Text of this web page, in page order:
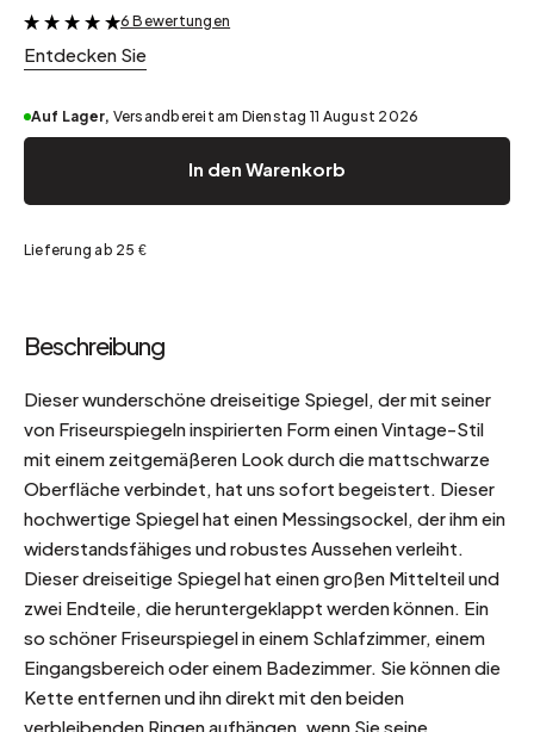
&
6 Bewertungen
Entdecken Sie
Auf Lager, Versandbereit am Dienstag 11 August 2026
In den Warenkorb
Lieferung ab 25 €
Beschreibung
Dieser wunderschöne dreiseitige Spiegel, der mit seiner
von Friseurspiegeln inspirierten Form einen Vintage-Stil
mit einem zeitgemäßeren Look durch die mattschwarze
Oberfläche verbindet, hat uns sofort begeistert. Dieser
hochwertige Spiegel hat einen Messingsockel, der ihm ein
widerstandsfähiges und robustes Aussehen verleiht.
Dieser dreiseitige Spiegel hat einen großen Mittelteil und
zwei Endteile, die heruntergeklappt werden können. Ein
so schöner Friseurspiegel in einem Schlafzimmer, einem
Eingangsbereich oder einem Badezimmer. Sie können die
Kette entfernen und ihn direkt mit den beiden
verbleibenden Ringen aufhängen, wenn Sie seine